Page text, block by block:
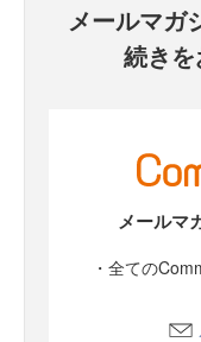
メールマガ
続き
メールマ
・全ての